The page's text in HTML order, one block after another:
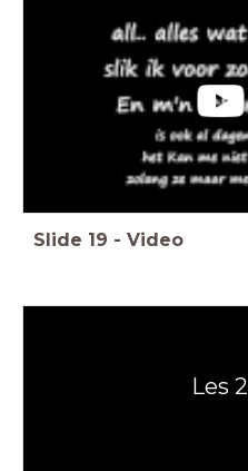
Slide 19 - Video
Les 2